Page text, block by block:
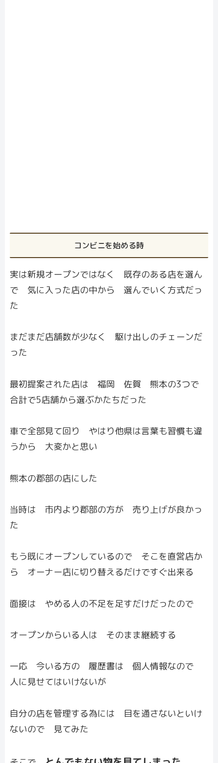
コンビニを始める時
実は新規オープンではなく 既存のある店を選ん
で 気に入った店の中から 選んでいく方式だっ
た
まだまだ店舗数が少なく 駆け出しのチェーンだ
った
最初提案された店は 福岡 佐賀 熊本の3つで
合計で5店舗から選ぶかたちだった
車で全部見て回り やはり他県は言葉も習慣も違
うから 大変かと思い
熊本の郡部の店にした
当時は 市内より郡部の方が 売り上げが良かっ
た
もう既にオープンしているので そこを直営店か
ら オーナー店に切り替えるだけですぐ出来る
面接は やめる人の不足を足すだけだったので
オープンからいる人は そのまま継続する
一応 今いる方の 履歴書は 個人情報なので
人に見せてはいけないが
自分の店を管理する為には 目を通さないといけ
ないので 見てみた